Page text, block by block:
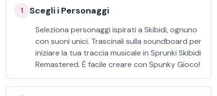
1 Scegli i Personaggi
Seleziona personaggi ispirati a Skibidi, ognuno
con suoni unici. Trascinali sulla soundboard per
iniziare la tua traccia musicale in Sprunki Skibidi
Remastered. È facile creare con Spunky Gioco!